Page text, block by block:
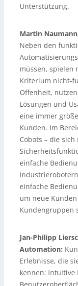
Unterstützung.
Martin
Neben den
müssen, spielen
Kriterium nicht-
Offenheit,
Lösungen und
eine immer
Kunden. Im
Cobots – die
einfache
einfache
um neue
Kundengruppen
Jan-Philipp
Automation:
Erlebnisse, die
kennen: intuitive